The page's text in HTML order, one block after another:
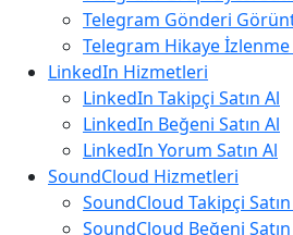
Telegram Gönderi
Telegram Hikaye İzlenme
LinkedIn Hizmetleri
LinkedIn Takipçi Satın Al
LinkedIn Beğeni Satın Al
LinkedIn Yorum Satın Al
SoundCloud Hizmetleri
SoundCloud Takipçi
SoundCloud Beğeni